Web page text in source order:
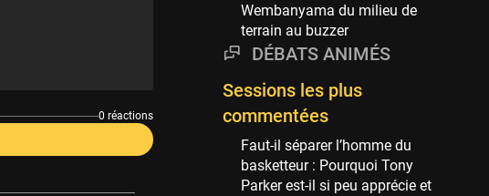
0 réactions
Indiana Pacers
53 sessions
New Orleans Pelicans
53 sessions
Jeux Olympiques
Atlanta Hawks
45 sessions
Wembanyama du milieu de
terrain au buzzer
DÉBATS ANIMÉS
Sessions les plus
commentées
Faut-il séparer l’homme du
basketteur : Pourquoi Tony
Parker est-il si peu apprécie et